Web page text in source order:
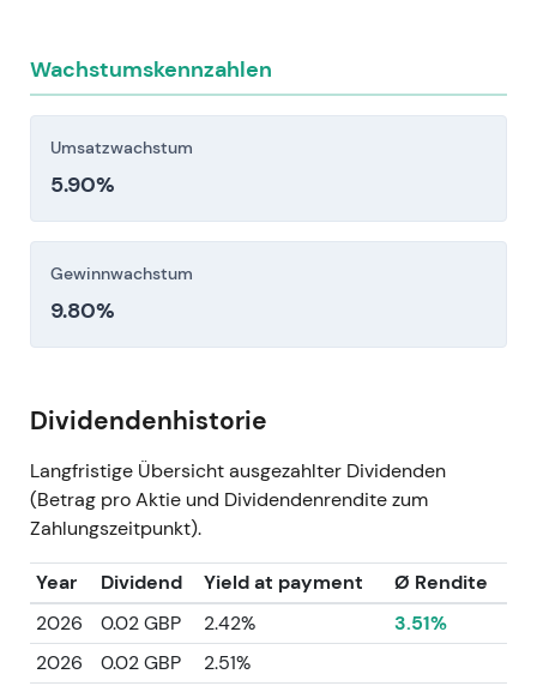
Wachstumskennzahlen
Umsatzwachstum
5.90%
Gewinnwachstum
9.80%
Dividendenhistorie
Langfristige Übersicht ausgezahlter Dividenden
(Betrag pro Aktie und Dividendenrendite zum
Zahlungszeitpunkt).
Year Dividend Yield at payment
Ø Rendite
2026
0.02 GBP 2.42%
3.51%
2026
0.02 GBP
2.51%